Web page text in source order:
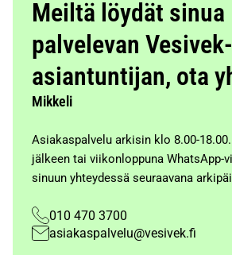
Meiltä löydät sinua
palvelevan Vesivek-
asiantuntijan, ota
Mikkeli
Asiakaspalvelu arkisin klo 8.00-
jälkeen tai viikonloppuna WhatsApp-
sinuun yhteydessä seuraavana
010 470 3700
asiakaspalvelu@vesivek.fi